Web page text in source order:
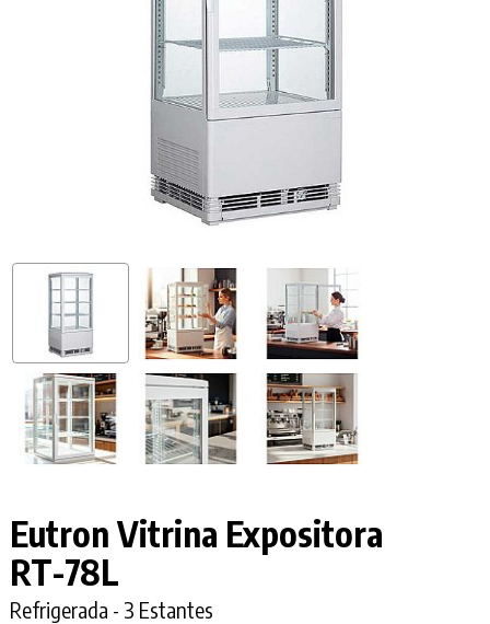
Eutron Vitrina Expositora
RT-78L
Refrigerada - 3 Estantes